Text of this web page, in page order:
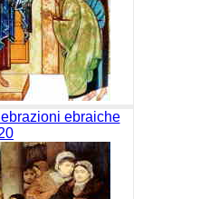
ebraiche